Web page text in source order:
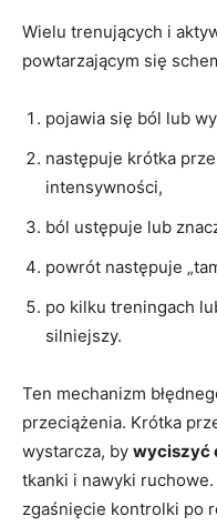
Wielu trenujących i
powtarzającym się
pojawia się ból lub
następuje krótka
intensywności,
ból ustępuje lub
powrót następuje
po kilku treningach
silniejszy.
Ten mechanizm
przeciążenia. Krótka
wystarcza, by wyciszyć
tkanki i nawyki
zgaśnięcie kontrolki po